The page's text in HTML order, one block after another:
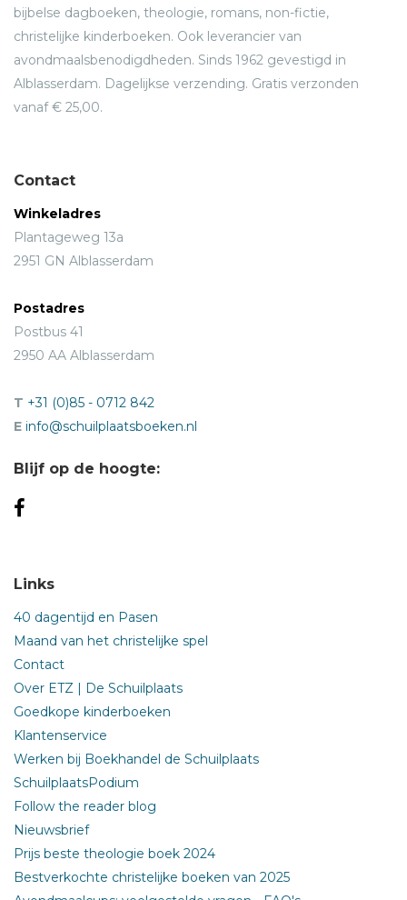
bijbelse dagboeken, theologie, romans, non-fictie,
christelijke kinderboeken. Ook leverancier van
avondmaalsbenodigdheden. Sinds 1962 gevestigd in
Alblasserdam. Dagelijkse verzending. Gratis verzonden
vanaf € 25,00.
Contact
Winkeladres
Plantageweg 13a
2951 GN Alblasserdam
Postadres
Postbus 41
2950 AA Alblasserdam
T +31 (0)85 - 0712 842
E info@schuilplaatsboeken.nl
Blijf op de hoogte:
Links
40 dagentijd en Pasen
Maand van het christelijke spel
Contact
Over ETZ | De Schuilplaats
Goedkope kinderboeken
Klantenservice
Werken bij Boekhandel de Schuilplaats
SchuilplaatsPodium
Follow the reader blog
Nieuwsbrief
Prijs beste theologie boek 2024
Bestverkochte christelijke boeken van 2025